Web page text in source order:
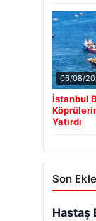
06/08/
İstanbul
Yatırdı
Son
Hastaş